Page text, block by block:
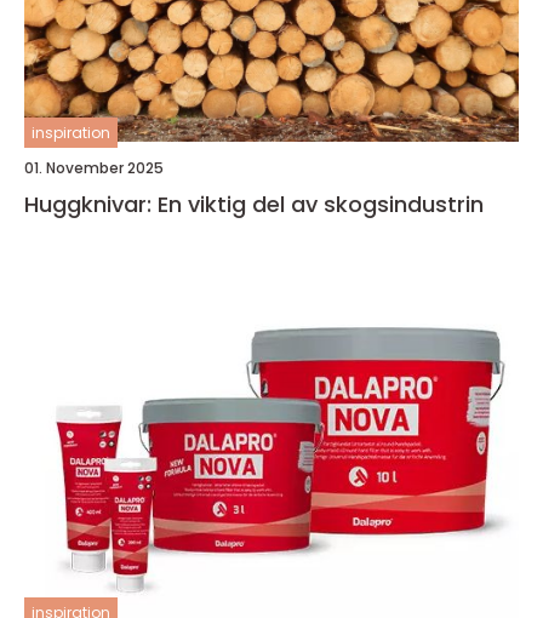
inspiration
01. November 2025
Huggknivar: En viktig del av skogsindustrin
inspiration